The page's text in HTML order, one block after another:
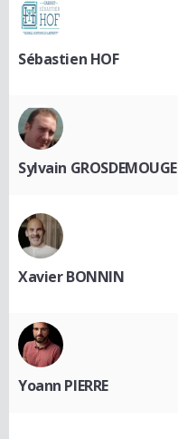
Sébastien HOF
Sylvain GROSDEMOUGE
Xavier BONNIN
Yoann PIERRE